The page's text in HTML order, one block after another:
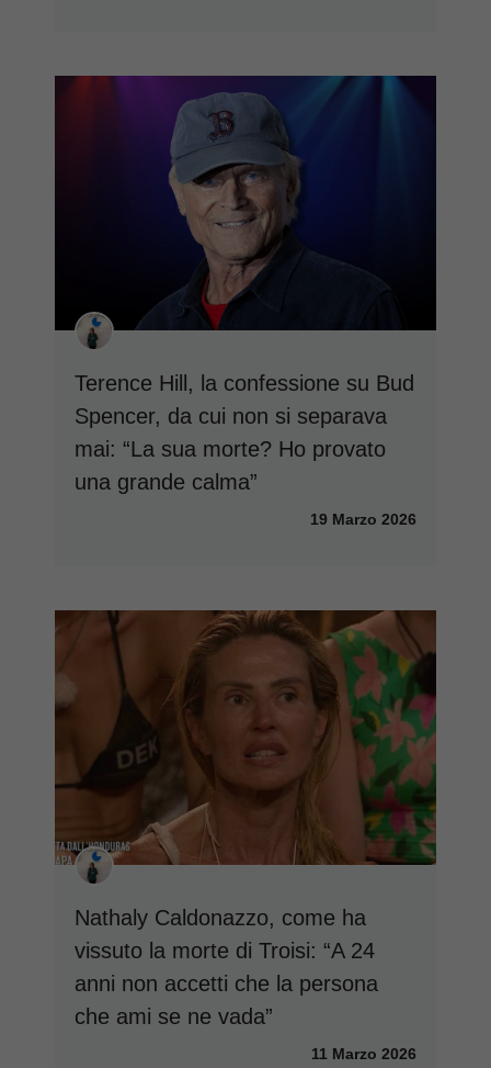
Terence Hill, la confessione su Bud
Spencer, da cui non si separava
mai: “La sua morte? Ho provato
una grande calma”
19 Marzo 2026
Nathaly Caldonazzo, come ha
vissuto la morte di Troisi: “A 24
anni non accetti che la persona
che ami se ne vada”
11 Marzo 2026